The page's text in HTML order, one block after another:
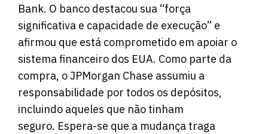
Bank. O banco destacou sua “força
significativa e capacidade de execução” e
afirmou que está comprometido em apoiar o
sistema financeiro dos EUA. Como parte da
compra, o JPMorgan Chase assumiu a
responsabilidade por todos os depósitos,
incluindo aqueles que não tinham
seguro. Espera-se que a mudança traga